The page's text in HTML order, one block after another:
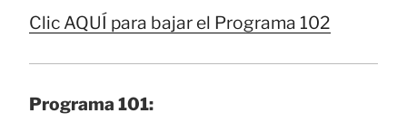
Clic AQUÍ para bajar el Programa 102
Programa 101: